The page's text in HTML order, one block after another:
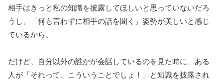
相手はきっと私の知識を披露してほしいと思っていないだろ
うし、「何も言わずに相手の話を聞く」姿勢が美しいと感じ
ているから。
だけど、自分以外の誰かが会話しているのを見た時に、ある
人が「それって、こういうことでしょ！」と知識を披露され